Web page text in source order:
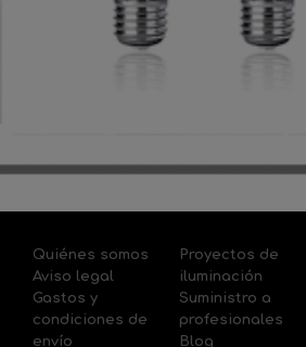
Quiénes somos
Aviso legal
Gastos y
condiciones de
envío
Proyectos de
iluminación
Suministro a
profesionales
Blog